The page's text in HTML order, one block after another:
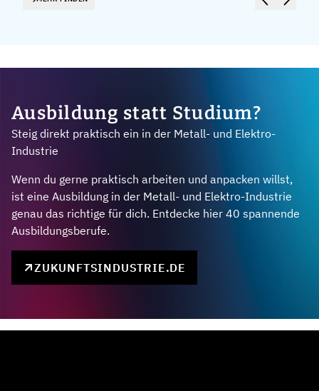
Ausbildung statt Studium?
Steig direkt praktisch ein in der Metall- und Elektro-
Industrie
Wenn du gerne praktisch arbeiten und anpacken willst,
ist eine Ausbildung in der Metall- und Elektro-Industrie
genau das richtige für dich. Entdecke hier 40 spannende
Ausbildungsberufe.
ZUKUNFTSINDUSTRIE.DE